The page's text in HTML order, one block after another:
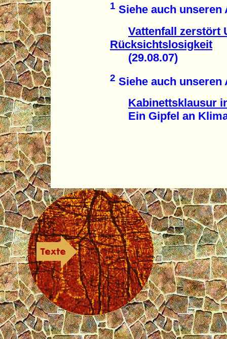
1 Siehe auch unseren
Vattenfall zerstört
Rücksichtslosigkeit
(29.08.07)
2 Siehe auch unseren
Kabinettsklausur
Ein Gipfel an